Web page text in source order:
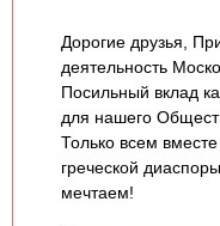
Дорогие друзья,
деятельность
Посильный вклад
для нашего
Только всем
греческой
мечтаем!